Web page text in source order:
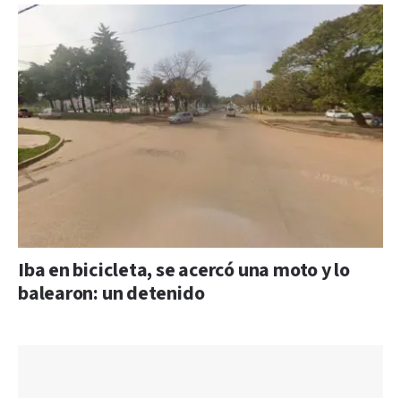
Iba en bicicleta, se acercó una moto y lo
balearon: un detenido